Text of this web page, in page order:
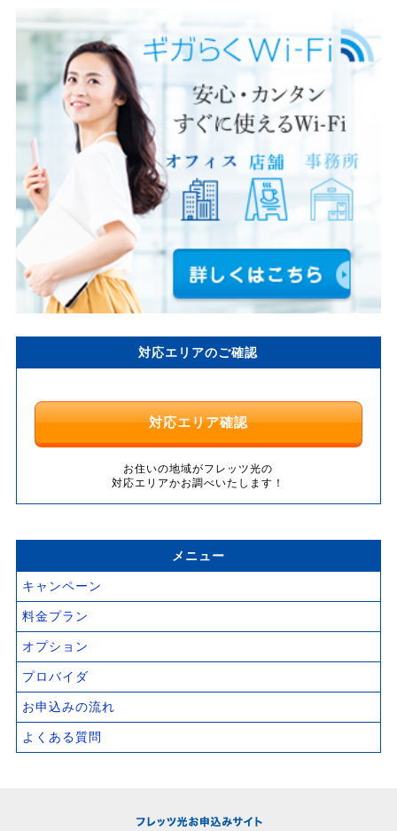
対応エリアのご確認
対応エリア確認
お住いの地域がフレッツ光の
対応エリアかお調べいたします！
メニュー
キャンペーン
料金プラン
オプション
プロバイダ
お申込みの流れ
よくある質問